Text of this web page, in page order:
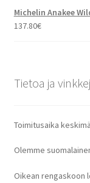
Michelin Anakee
137.80€
Tietoa ja
Toimitusaika
Olemme
Oikean